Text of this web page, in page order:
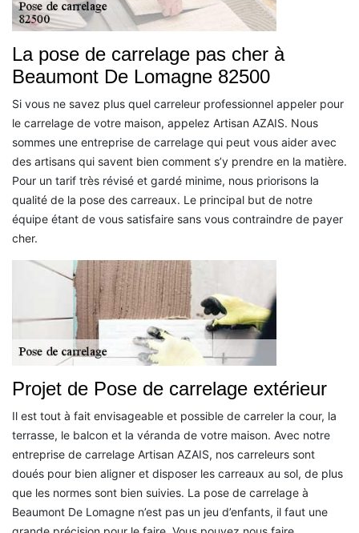
La pose de carrelage pas cher à
Beaumont De Lomagne 82500
Si vous ne savez plus quel carreleur professionnel appeler pour
le carrelage de votre maison, appelez Artisan AZAIS. Nous
sommes une entreprise de carrelage qui peut vous aider avec
des artisans qui savent bien comment s’y prendre en la matière.
Pour un tarif très révisé et gardé minime, nous priorisons la
qualité de la pose des carreaux. Le principal but de notre
équipe étant de vous satisfaire sans vous contraindre de payer
cher.
Projet de Pose de carrelage extérieur
Il est tout à fait envisageable et possible de carreler la cour, la
terrasse, le balcon et la véranda de votre maison. Avec notre
entreprise de carrelage Artisan AZAIS, nos carreleurs sont
doués pour bien aligner et disposer les carreaux au sol, de plus
que les normes sont bien suivies. La pose de carrelage à
Beaumont De Lomagne n’est pas un jeu d’enfants, il faut une